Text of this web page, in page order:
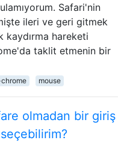
Safari'nin
ileri ve geri gitmek
kaydırma hareketi
taklit etmenin bir
mouse
olmadan bir giriş
seçebilirim?